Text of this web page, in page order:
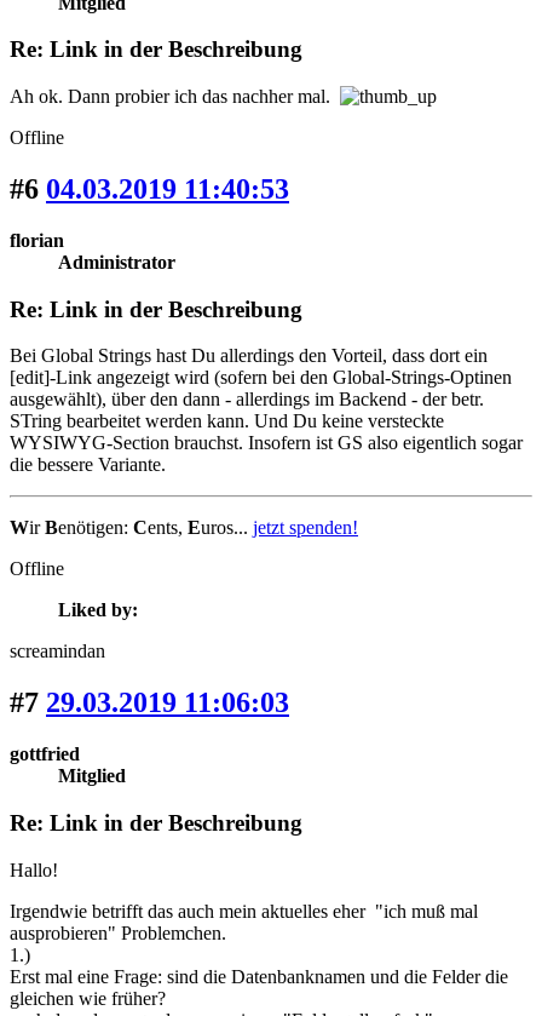
Re: Link in der Beschreibung
Ah ok. Dann probier ich das nachher mal.
Offline
#6 04.03.2019 11:40:53
florian
Administrator
Re: Link in der Beschreibung
Bei Global Strings hast Du allerdings den Vorteil, dass dort ein
[edit]-Link angezeigt wird (sofern bei den Global-Strings-Optinen
ausgewählt), über den dann - allerdings im Backend - der betr.
STring bearbeitet werden kann. Und Du keine versteckte
WYSIWYG-Section brauchst. Insofern ist GS also eigentlich sogar
die bessere Variante.
WirBenötigen: Cents, Euros... jetzt spenden!
Offline
Liked by:
screamindan
#7 29.03.2019 11:06:03
gottfried
Mitglied
Re: Link in der Beschreibung
Hallo!
Irgendwie betrifft das auch mein aktuelles eher "ich muß mal
ausprobieren" Problemchen.
1.)
Erst mal eine Frage: sind die Datenbanknamen und die Felder die
gleichen wie früher?